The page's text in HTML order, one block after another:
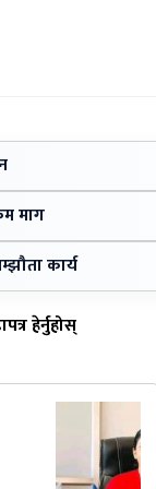
माग
कार्य
हेर्नुहोस्